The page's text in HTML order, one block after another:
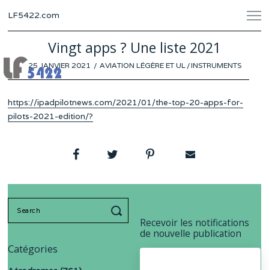
LF5422.com
Vingt apps ? Une liste 2021
POSTED
ON
25 JANVIER 2021 AVIATION LÉGÈRE ET UL /INSTRUMENTS
https://ipadpilotnews.com/2021/01/the-top-20-apps-for-
pilots-2021-edition/?
Recevoir les notifications
de nouvelle publication
Catégories